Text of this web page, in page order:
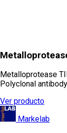
Metalloprotease
Polyclonal
Ver producto
Markelab